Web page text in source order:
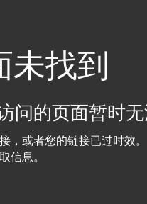
未找到
问的页面暂时
，或者您的链接已过时效。
信息。